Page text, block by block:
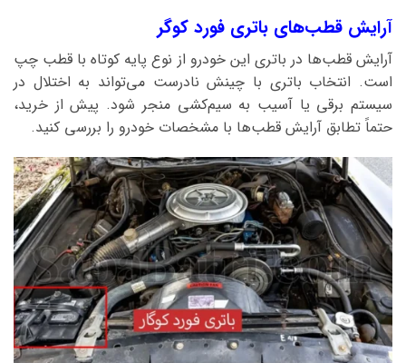
آرایش قطب‌های باتری فورد کوگر
آرایش قطب‌ها در باتری این خودرو از نوع پایه کوتاه با قطب چپ
است. انتخاب باتری با چینش نادرست می‌تواند به اختلال در
سیستم برقی یا آسیب به سیم‌کشی منجر شود. پیش از خرید،
حتماً تطابق آرایش قطب‌ها با مشخصات خودرو را بررسی کنید.